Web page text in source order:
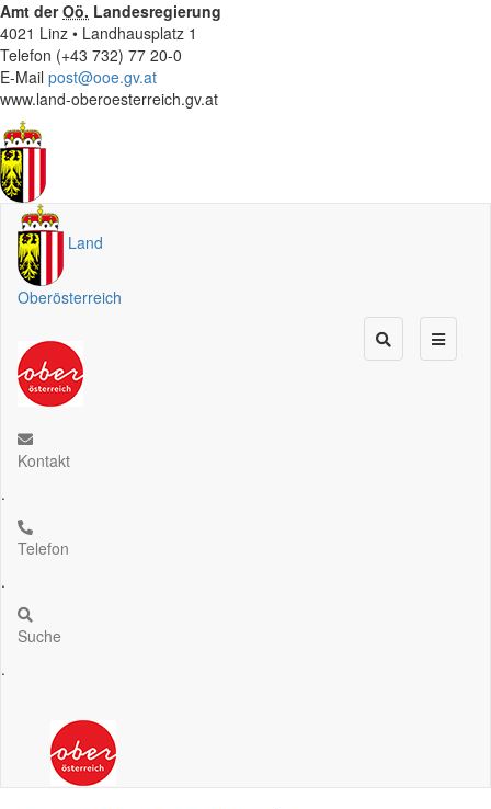
Amt derOö. Landesregierung
4021 Linz • Landhausplatz 1
Telefon (+43 732) 77 20-0
E-Mail post@ooe.gv.at
www.land-oberoesterreich.gv.at
Land
Oberösterreich
Kontakt
.
Telefon
.
Suche
.